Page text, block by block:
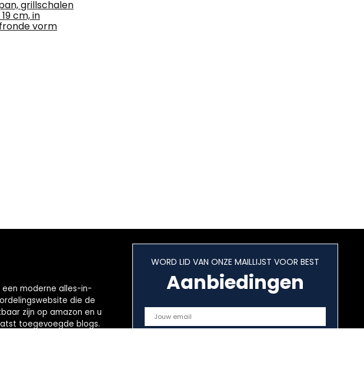
grillschalen
cm, in
vorm
een moderne alles-in-
die de
zijn op amazon en u
toegevoegde blogs.
WORD LID VAN ONZE MAILLIJST VOOR BEST
Aanbiedingen